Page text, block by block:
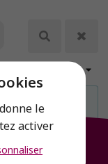
le
activer
Afficher 18